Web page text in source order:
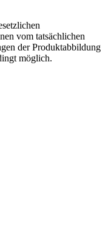
vom tatsächlichen
der Produktabbildung
möglich.